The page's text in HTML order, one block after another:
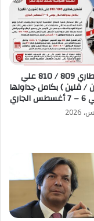
تشغيل قطاري 809 / 810 علي
/ قلين ) بكامل جداولها